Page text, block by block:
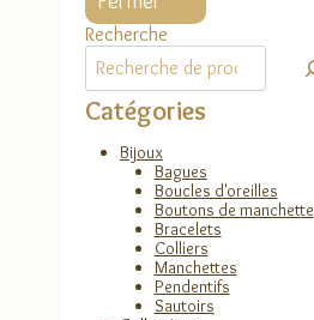
Recherche
Catégories
Bijoux
Bagues
Boucles d'oreilles
Boutons de manchette
Bracelets
Colliers
Manchettes
Pendentifs
Sautoirs